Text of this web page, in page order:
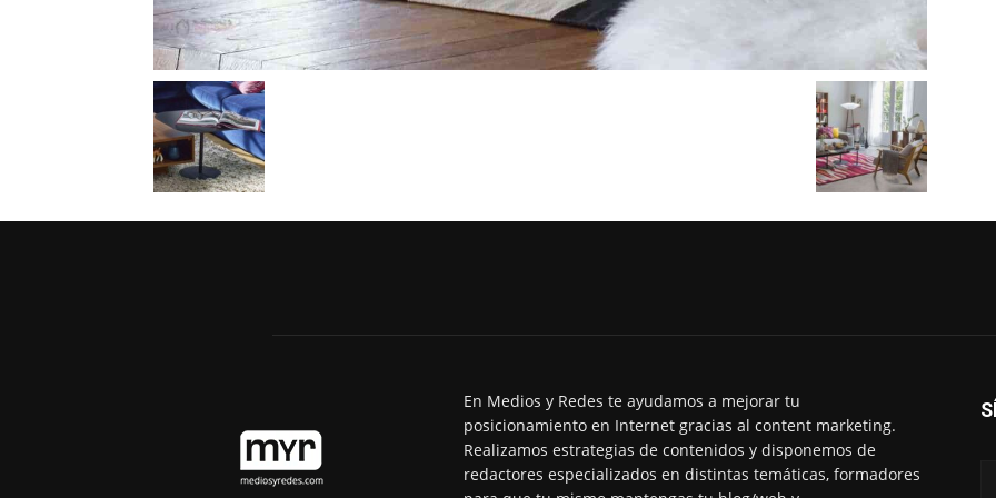
En Medios y Redes te ayudamos a mejorar tu
posicionamiento en Internet gracias al content marketing.
Realizamos estrategias de contenidos y disponemos de
redactores especializados en distintas temáticas, formadores